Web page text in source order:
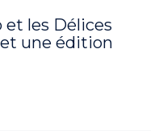
et les Délices
et une édition